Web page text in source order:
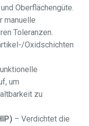
Oberflächengüte.
manuelle
Toleranzen.
Oxidschichten
um
zu
– Verdichtet die